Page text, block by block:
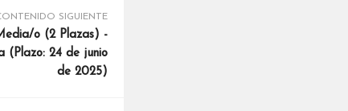
SIGUIENTE
o (2 Plazas) -
(Plazo: 24 de junio
de 2025)